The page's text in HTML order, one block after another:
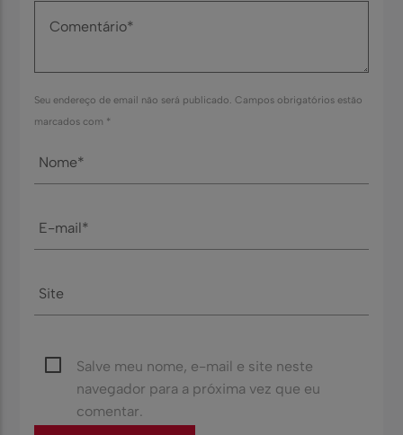
Seu endereço de email não será publicado. Campos obrigatórios estão
marcados com *
Salve meu nome, e-mail e site neste
navegador para a próxima vez que eu
comentar.